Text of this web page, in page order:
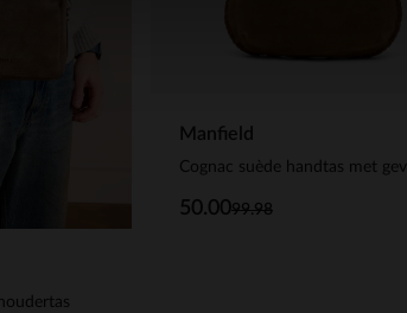
Manfield
99.98
50.00